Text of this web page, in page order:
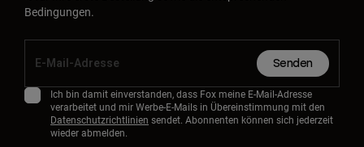
Bedingungen.
Senden
Ich bin damit einverstanden, dass Fox meine E-Mail-Adresse
verarbeitet und mir Werbe-E-Mails in Übereinstimmung mit den
Datenschutzrichtlinien sendet. Abonnenten können sich jederzeit
wieder abmelden.